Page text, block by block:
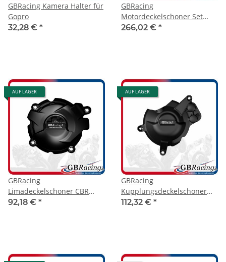
GBRacing Kamera Halter für
Gopro
32,28 € *
GBRacing
Motordeckelschoner Set
CBR 1000 RR 17-
266,02 € *
AUF LAGER
GBRacing
Limadeckelschoner CBR
1000 RR 17-
92,18 € *
AUF LAGER
GBRacing
Kupplungsdeckelschoner
CBR 1000 RR 17-
112,32 € *